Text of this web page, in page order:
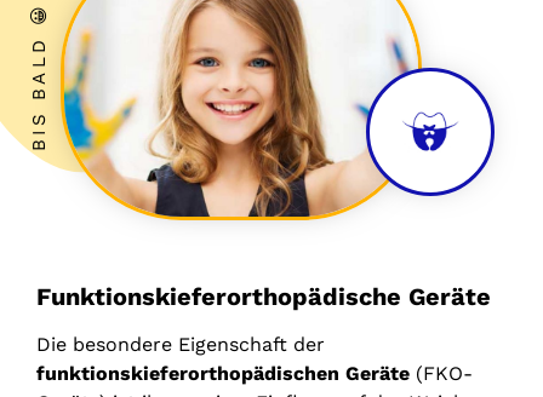
BIS BALD 😀
Funktionskieferorthopädische Geräte
Die besondere Eigenschaft der
funktionskieferorthopädischen Geräte (FKO-